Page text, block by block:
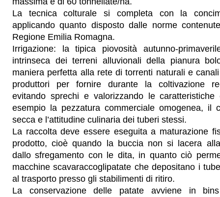
La tecnica colturale si completa con la
applicando quanto disposto dalle norme
Regione Emilia Romagna.
Irrigazione: la tipica piovosità autunno-
intrinseca dei terreni alluvionali della pianura
maniera perfetta alla rete di torrenti naturali e
produttori per fornire durante la coltivazione
evitando sprechi e valorizzando le caratteristiche
esempio la pezzatura commerciale omogenea, il
secca e l’attitudine culinaria dei tuberi stessi.
La raccolta deve essere eseguita a maturazione
prodotto, cioè quando la buccia non si lacera
dallo sfregamento con le dita, in quanto ciò
macchine scavaraccoglipatate che depositano i
al trasporto presso gli stabilimenti di ritiro.
La conservazione delle patate avviene in